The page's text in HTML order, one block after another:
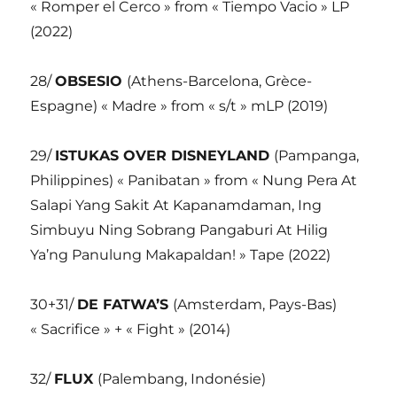
« Romper el Cerco » from « Tiempo Vacio » LP
(2022)
28/OBSESIO (Athens-Barcelona, Grèce-
Espagne) « Madre » from « s/t » mLP (2019)
29/ ISTUKAS OVER DISNEYLAND (Pampanga,
Philippines) « Panibatan » from « Nung Pera At
Salapi Yang Sakit At Kapanamdaman, Ing
Simbuyu Ning Sobrang Pangaburi At Hilig
Ya’ng Panulung Makapaldan! » Tape (2022)
30+31/ DE FATWA’S (Amsterdam, Pays-Bas)
« Sacrifice » + « Fight » (2014)
32/ FLUX (Palembang, Indonésie)